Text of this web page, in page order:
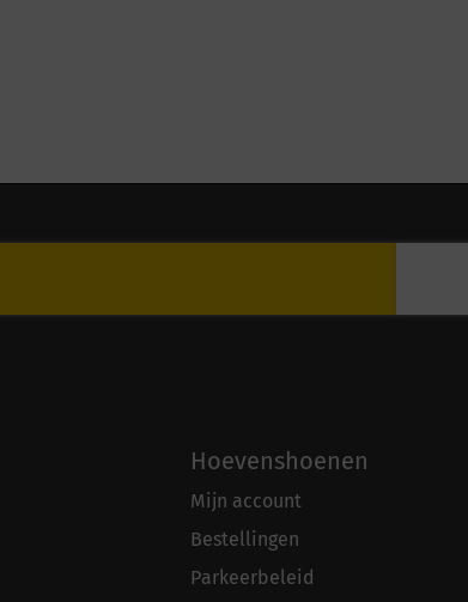
Hoevenshoenen
Mijn account
Bestellingen
Parkeerbeleid